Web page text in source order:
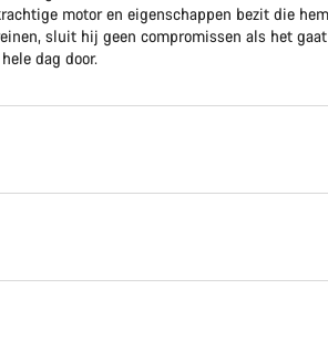
motor en eigenschappen bezit die hem
sluit hij geen compromissen als het
dag door.